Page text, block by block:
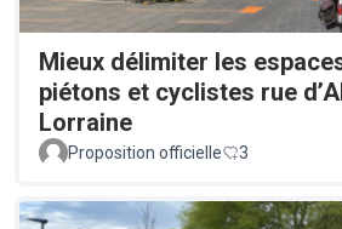
Mieux délimiter les
piétons et cyclistes rue
Lorraine
Proposition officielle 3